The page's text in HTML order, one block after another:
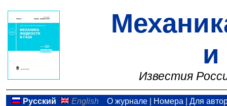
и
Известия
Русский English О журнале| Номера Для